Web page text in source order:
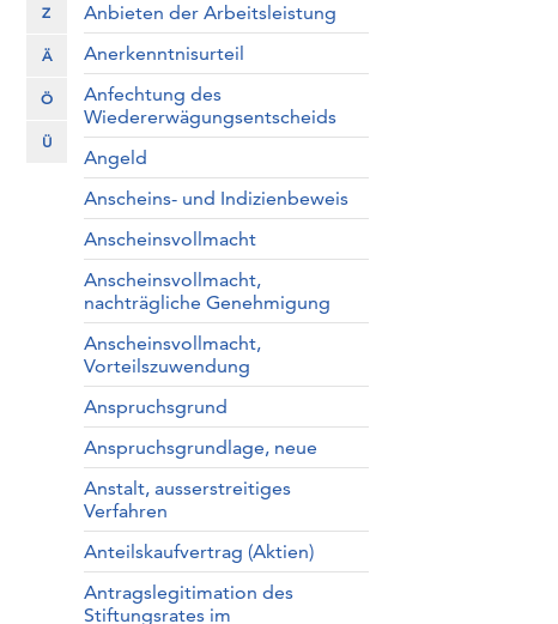
Z
Ä
Ö
Ü
Anbieten der Arbeitsleistung
Anerkenntnisurteil
Anfechtung des
Wiedererwägungsentscheids
Angeld
Anscheins- und Indizienbeweis
Anscheinsvollmacht
Anscheinsvollmacht,
nachträgliche Genehmigung
Anscheinsvollmacht,
Vorteilszuwendung
Anspruchsgrund
Anspruchsgrundlage, neue
Anstalt, ausserstreitiges
Verfahren
Anteilskaufvertrag (Aktien)
Antragslegitimation des
Stiftungsrates im